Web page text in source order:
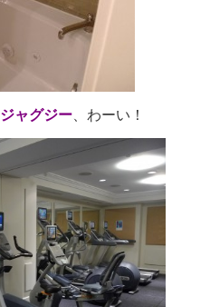
ジャグジー 、わーい！